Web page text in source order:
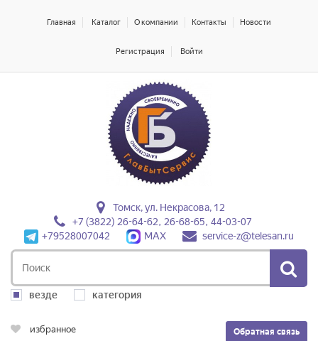
Главная Каталог О компании Контакты Новости
Регистрация Войти
Томск, ул. Некрасова, 12
+7 (3822) 26-64-62, 26-68-65, 44-03-07
+79528007042
MAX service-z@telesan.ru
везде категория
Обратная связь
избранное